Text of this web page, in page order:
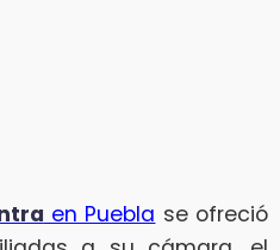
en Puebla se ofreció